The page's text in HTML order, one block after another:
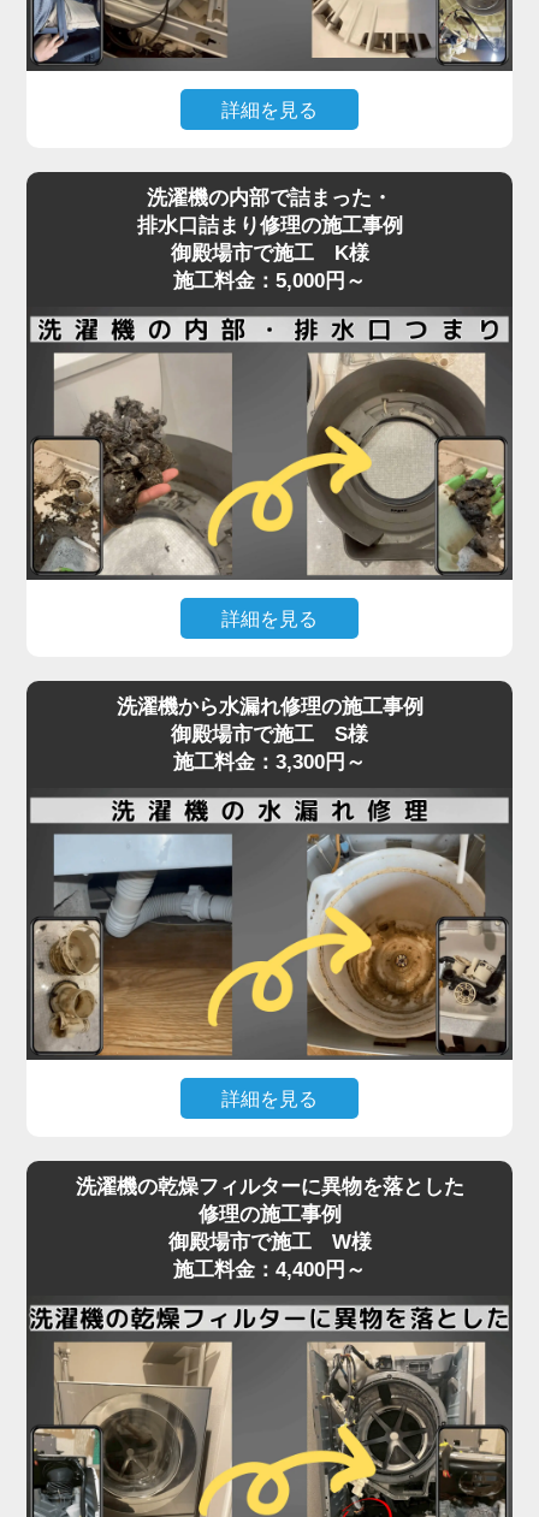
て、分解点検による給水弁の動作確認と部品交換を
行い、正常な給水機能を回復させます。
機種や年式に応じた適切な部品を使用し、交換では
なく清掃・調整で済むケースにも柔軟に対応。
ながり、家事全体がストップしてしまいます。水が
出ない・出方が弱いなどの違和感を感じたら、早め
にプロの点検をご依頼ください。
詳細を見る
といった異音がする場合、Vベルトの劣化や緩み、
モーターの不具合が原因であることが多く見られま
返すと、ベルトやモーターに過剰な負荷がかかり、
新しい洗濯機であっても故障リスクが高まります。
ベルトの損傷は徐々に症状が現れることもあり、
「音はするけど回らない」「動きが不安定」といっ
た症状でご相談いただくケースも増えています。
「家電の達人」では、こうしたトラブルに対して、
ベルトの張りや摩耗状態、モーターの動作チェック
を含めた点検を行い、必要に応じて交換・調整を実
特に縦型・ドラム式で構造が異なるため、経験豊富
音や回転不良は初期段階での対応が肝心。
放置すればさらなる部品破損にもつながるため、気
になる症状があればお早めにご相談ください。
洗濯機の内部で詰まった・
排水口詰まり修理の施工事例
御殿場市で施工 K様
施工料金：5,000円～
詳細を見る
った症状は、内部や排水口の詰まりが原因で発生す
ることがよくあります。
特に多いのが、洗濯槽の奥にある「脱水受けカバ
ー」に汚れが蓄積し、排水の流れを妨げているケー
スです。
このカバーにはホコリや髪の毛、洗剤カスが溜まり
やすく、目詰まりすると排水エラーや脱水不良を引
き起こします。
また、排水ホースやトラップ内にも異物が詰まって
いることが多く、こうしたトラブルは分解しないと
確認・清掃ができません。
「家電の達人」では、洗濯機の脱水受けカバーや排
水口周辺の分解清掃を行い、排水経路をスムーズに
詰まりがひどい場合は、床下の排水管の点検・洗浄
にも対応可能。市販洗剤では解決できない深部の汚
れも、プロの技術でしっかり取り除きます。
排水の流れが悪い、エラーが頻発するなどの症状が
あれば、お早めにご相談ください。
洗濯機から水漏れ修理の施工事例
御殿場市で施工 S様
施工料金：3,300円～
詳細を見る
どの「水漏れ」は、放置すると床材の腐食や階下へ
の漏水被害にもつながる深刻なトラブルです。
原因はさまざまで、排水ホースの破損や接続不良、
洗濯槽内部のひび割れやゴムパッキンの劣化、さら
には排水弁や給水バルブの不具合など、目視では特
定しづらいケースが多くあります。
特に、ホースや継ぎ目部分の劣化は経年劣化による
もので、設置から5〜10年が経過した機種ではよく
見られる症状です。
洗濯機の乾燥フィルターに異物を落とした
修理の施工事例
御殿場市で施工 W様
施工料金：4,400円～